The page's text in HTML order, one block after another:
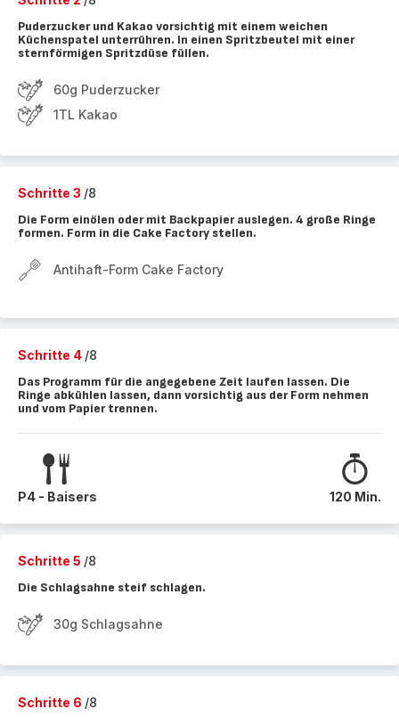
Puderzucker und Kakao vorsichtig mit einem weichen
Küchenspatel unterrühren. In einen Spritzbeutel mit einer
sternförmigen Spritzdüse füllen.
60g Puderzucker
1TL Kakao
Schritte 3 /8
Die Form einölen oder mit Backpapier auslegen. 4 große Ringe
formen. Form in die Cake Factory stellen.
Antihaft-Form Cake Factory
Schritte 4 /8
Das Programm für die angegebene Zeit laufen lassen. Die
Ringe abkühlen lassen, dann vorsichtig aus der Form nehmen
und vom Papier trennen.
P4 - Baisers 120 Min.
Schritte 5 /8
Die Schlagsahne steif schlagen.
30g Schlagsahne
Schritte 6 /8